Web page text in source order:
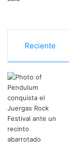
Reciente